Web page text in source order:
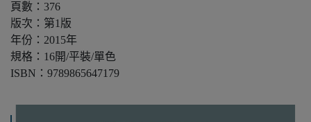
頁數：376
版次：第1版
年份：2015年
規格：16開/平裝/單色
ISBN：9789865647179